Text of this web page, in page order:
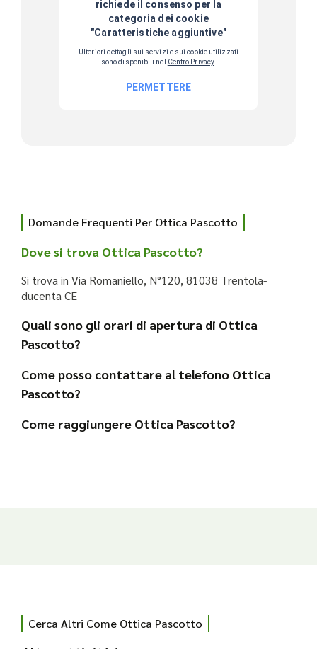
Domande Frequenti Per Ottica Pascotto
Dove si trova Ottica Pascotto?
Si trova in Via Romaniello, N°120, 81038 Trentola-
ducenta CE
Quali sono gli orari di apertura di Ottica
Pascotto?
Come posso contattare al telefono Ottica
Pascotto?
Come raggiungere Ottica Pascotto?
Cerca Altri Come Ottica Pascotto